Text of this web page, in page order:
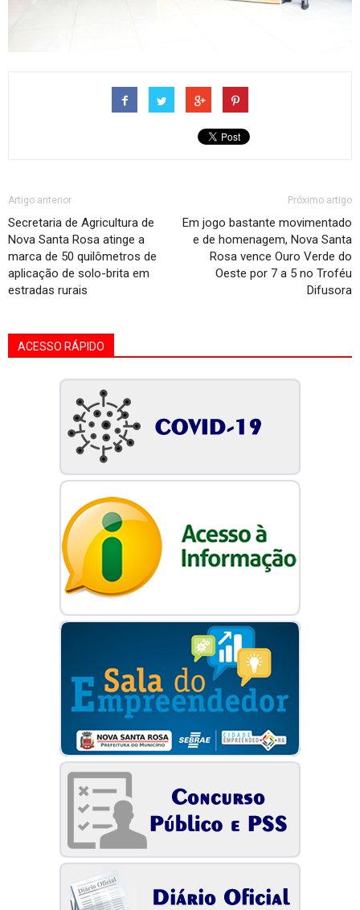
Artigo anterior
Secretaria de Agricultura de
Nova Santa Rosa atinge a
marca de 50 quilômetros de
aplicação de solo-brita em
estradas rurais
Próximo artigo
Em jogo bastante movimentado
e de homenagem, Nova Santa
Rosa vence Ouro Verde do
Oeste por 7 a 5 no Troféu
Difusora
ACESSO RÁPIDO